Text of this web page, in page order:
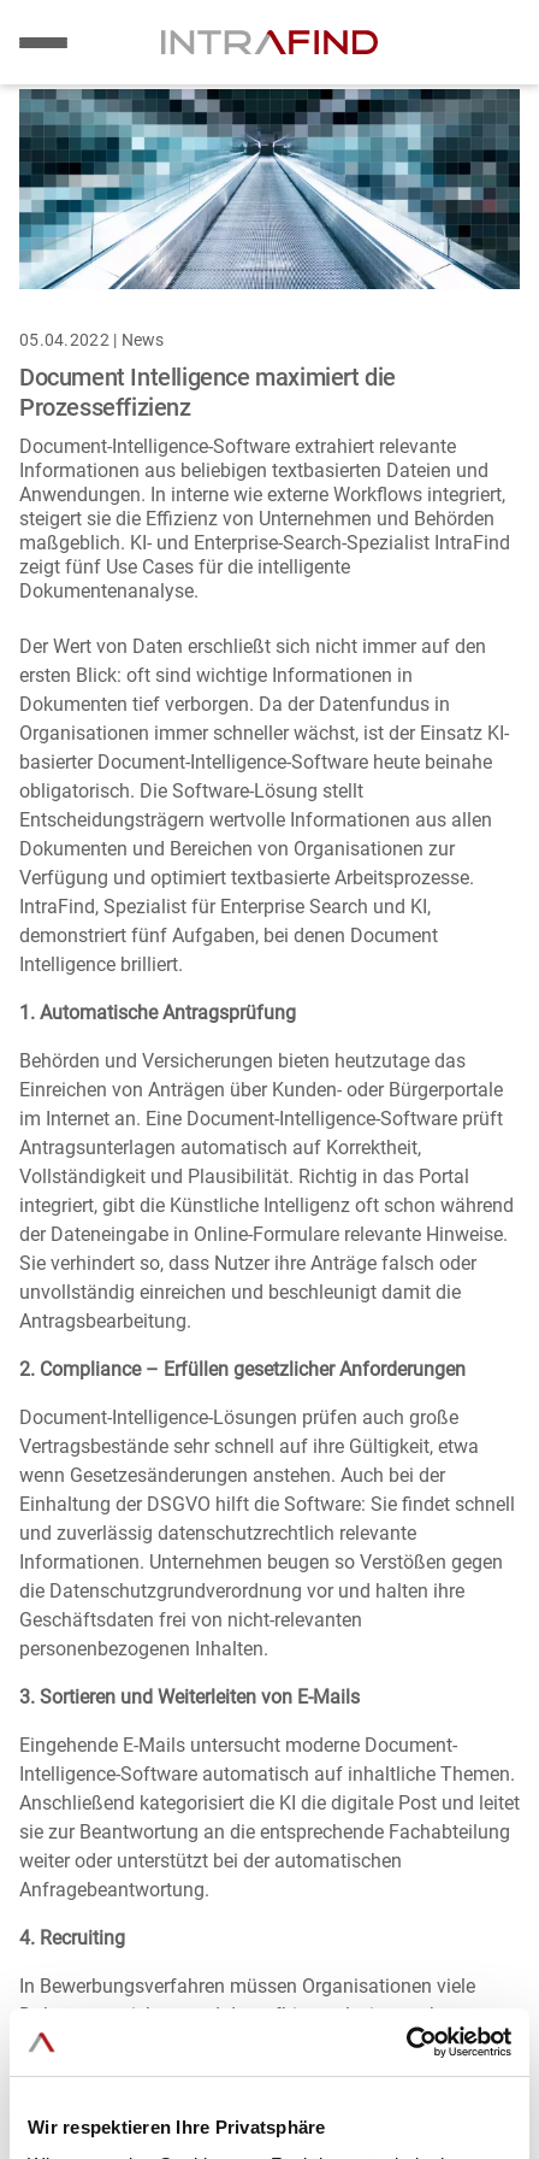
Wir respektieren Ihre Privatsphäre
Direkt
Inhalt
Bild
05.04.2022 | News
Document Intelligence maximiert die
Prozesseffizienz
Document-Intelligence-Software extrahiert relevante
Informationen aus beliebigen textbasierten Dateien und
Anwendungen. In interne wie externe Workflows integriert,
steigert sie die Effizienz von Unternehmen und Behörden
maßgeblich. KI- und Enterprise-Search-Spezialist IntraFind
zeigt fünf Use Cases für die intelligente
Dokumentenanalyse.
Der Wert von Daten erschließt sich nicht immer auf den
ersten Blick: oft sind wichtige Informationen in
Dokumenten tief verborgen. Da der Datenfundus in
Organisationen immer schneller wächst, ist der Einsatz KI-
basierter Document-Intelligence-Software heute beinahe
obligatorisch. Die Software-Lösung stellt
Entscheidungsträgern wertvolle Informationen aus allen
Dokumenten und Bereichen von Organisationen zur
Verfügung und optimiert textbasierte Arbeitsprozesse.
IntraFind, Spezialist für Enterprise Search und KI,
demonstriert fünf Aufgaben, bei denen Document
Intelligence brilliert.
1. Automatische Antragsprüfung
Behörden und Versicherungen bieten heutzutage das
Einreichen von Anträgen über Kunden- oder Bürgerportale
im Internet an. Eine Document-Intelligence-Software prüft
Antragsunterlagen automatisch auf Korrektheit,
Vollständigkeit und Plausibilität. Richtig in das Portal
integriert, gibt die Künstliche Intelligenz oft schon während
der Dateneingabe in Online-Formulare relevante Hinweise.
Sie verhindert so, dass Nutzer ihre Anträge falsch oder
unvollständig einreichen und beschleunigt damit die
Antragsbearbeitung.
2. Compliance – Erfüllen gesetzlicher Anforderungen
Document-Intelligence-Lösungen prüfen auch große
Vertragsbestände sehr schnell auf ihre Gültigkeit, etwa
wenn Gesetzesänderungen anstehen. Auch bei der
Einhaltung der DSGVO hilft die Software: Sie findet schnell
und zuverlässig datenschutzrechtlich relevante
Informationen. Unternehmen beugen so Verstößen gegen
die Datenschutzgrundverordnung vor und halten ihre
Geschäftsdaten frei von nicht-relevanten
personenbezogenen Inhalten.
3. Sortieren und Weiterleiten von E-Mails
Eingehende E-Mails untersucht moderne Document-
Intelligence-Software automatisch auf inhaltliche Themen.
Anschließend kategorisiert die KI die digitale Post und leitet
sie zur Beantwortung an die entsprechende Fachabteilung
weiter oder unterstützt bei der automatischen
Anfragebeantwortung.
4. Recruiting
In Bewerbungsverfahren müssen Organisationen viele
Dokumente sichten und daraufhin analysieren, ob
Bewerber für die ausgeschriebene Stelle qualifiziert sind.
Document-Intelligence-Software identifiziert Kenntnisse
sie mit den Anforderungen aus der Stellenausschreibung